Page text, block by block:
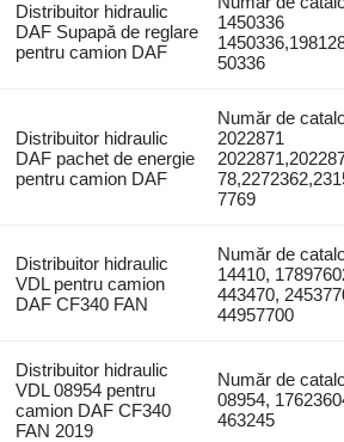
Distribuitor hidraulic
DAF Supapă de reglare
pentru camion DAF
1450336
50336
Distribuitor hidraulic
DAF pachet de energie
pentru camion DAF
Număr de
2022871
7769
Distribuitor hidraulic
VDL pentru camion
DAF CF340 FAN
Număr de
14410,
443470,
44957700
Distribuitor hidraulic
VDL 08954 pentru
camion DAF CF340
FAN 2019
Număr de
08954,
463245